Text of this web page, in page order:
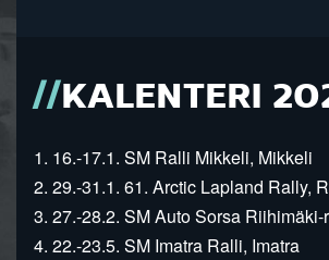
KALENTERI
1. 16.-17.1. SM Ralli Mikkeli, Mikkeli
2. 29.-31.1. 61. Arctic Lapland Rally,
3. 27.-28.2. SM Auto Sorsa
4. 22.-23.5. SM Imatra Ralli, Imatra